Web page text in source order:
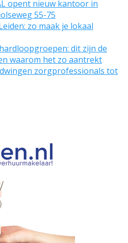
opent nieuw kantoor in
55-75
zo maak je lokaal
dit zijn de
waarom het zo aantrekt
zorgprofessionals tot